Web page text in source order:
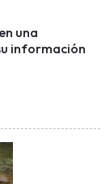
una
información